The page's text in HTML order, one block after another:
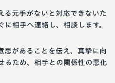
る元手がないと対応できないた
相手へ連絡し、相談します。
思があることを伝え、真摯に向
るため、相手との関係性の悪化